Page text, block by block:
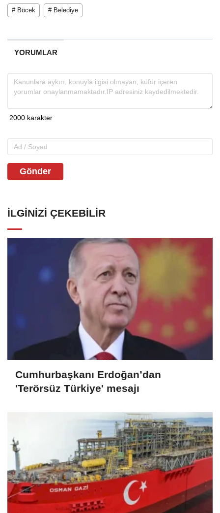
# Böcek # Belediye
YORUMLAR
Gönder
İLGINIZI ÇEKEBILIR
Cumhurbaşkanı Erdoğan’dan
'Terörsüz Türkiye' mesajı